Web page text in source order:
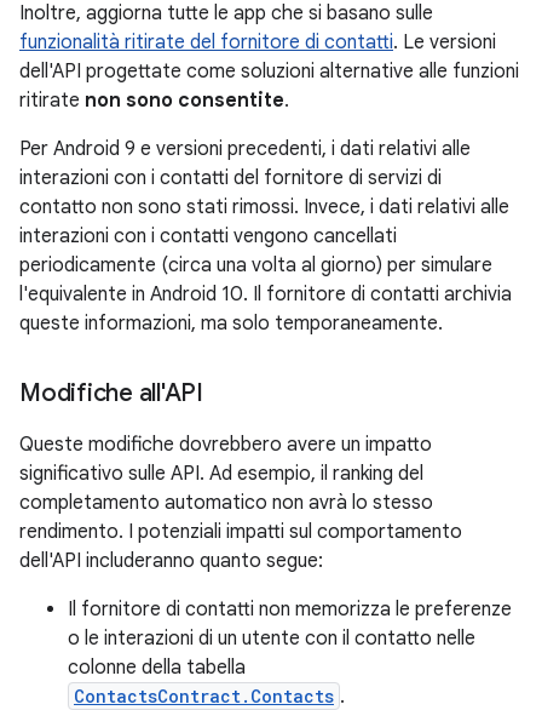
Inoltre, aggiorna tutte le app che si basano sulle
funzionalità ritirate del fornitore di contatti. Le versioni
dell'API progettate come soluzioni alternative alle funzioni
ritirate non sono consentite.
Per Android 9 e versioni precedenti, i dati relativi alle
interazioni con i contatti del fornitore di servizi di
contatto non sono stati rimossi. Invece, i dati relativi alle
interazioni con i contatti vengono cancellati
periodicamente (circa una volta al giorno) per simulare
l'equivalente in Android 10. Il fornitore di contatti archivia
queste informazioni, ma solo temporaneamente.
Modifiche all'API
Queste modifiche dovrebbero avere un impatto
significativo sulle API. Ad esempio, il ranking del
completamento automatico non avrà lo stesso
rendimento. I potenziali impatti sul comportamento
dell'API includeranno quanto segue:
Il fornitore di contatti non memorizza le preferenze
o le interazioni di un utente con il contatto nelle
colonne della tabella
ContactsContract.Contacts .